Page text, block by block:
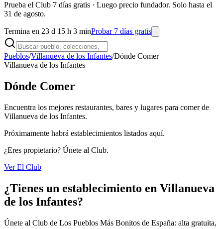
Prueba el Club 7 días gratis · Luego precio fundador. Solo hasta el
31 de agosto.
Termina en 23 d 15 h 3 minProbar 7 días gratis
Pueblos/Villanueva de los Infantes/Dónde Comer
Villanueva de los Infantes
Dónde Comer
Encuentra los mejores restaurantes, bares y lugares para comer de
Villanueva de los Infantes.
Próximamente habrá establecimientos listados aquí.
¿Eres propietario? Únete al Club.
Ver El Club
¿Tienes un establecimiento en Villanueva
de los Infantes?
Únete al Club de Los Pueblos Más Bonitos de España: alta gratuita,